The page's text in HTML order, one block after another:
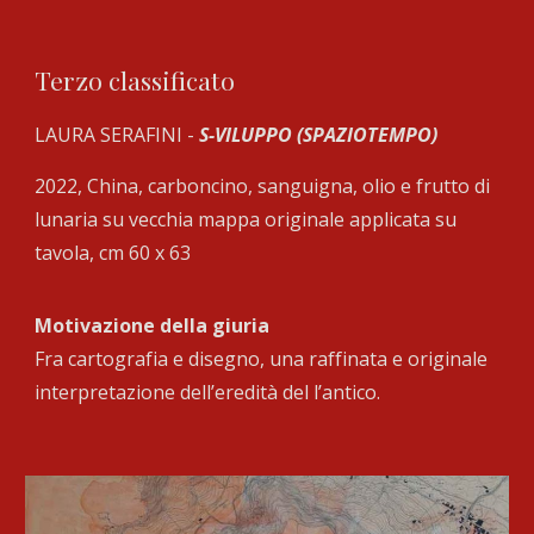
Terzo classificato
LAURA SERAFINI -S-VILUPPO (SPAZIOTEMPO)
2022, China, carboncino, sanguigna, olio e frutto di
lunaria su vecchia mappa originale applicata su
tavola, cm 60 x 63
Motivazione della giuria
Fra cartografia e disegno, una raffinata e originale
interpretazione dell’eredità del l’antico.